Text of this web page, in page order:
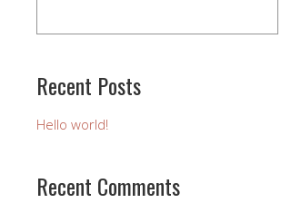
Recent Posts
Hello world!
Recent Comments